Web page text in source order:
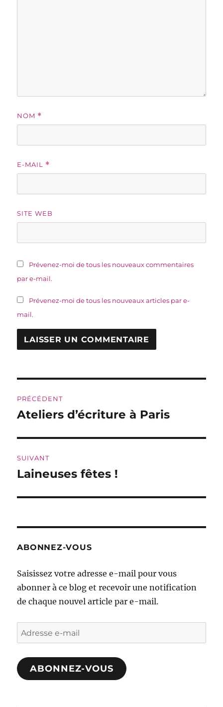
NOM *
E-MAIL *
SITE WEB
Prévenez-moi de tous les nouveaux commentaires
par e-mail.
Prévenez-moi de tous les nouveaux articles par e-
mail.
de
PRÉCÉDENT
Publication
Ateliers d’écriture à Paris
SUIVANT
Publication
Laineuses fêtes !
ABONNEZ-VOUS
Saisissez votre adresse e-mail pour vous
abonner à ce blog et recevoir une notification
de chaque nouvel article par e-mail.
Adresse
e-
mail
ABONNEZ-VOUS